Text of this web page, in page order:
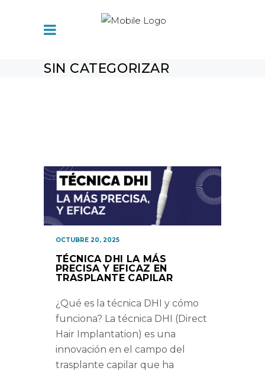
SIN CATEGORIZAR
OCTUBRE 20, 2025
TÉCNICA DHI LA MÁS
PRECISA Y EFICAZ EN
TRASPLANTE CAPILAR
¿Qué es la técnica DHI y cómo
funciona? La técnica DHI (Direct
Hair Implantation) es una
innovación en el campo del
trasplante capilar que ha